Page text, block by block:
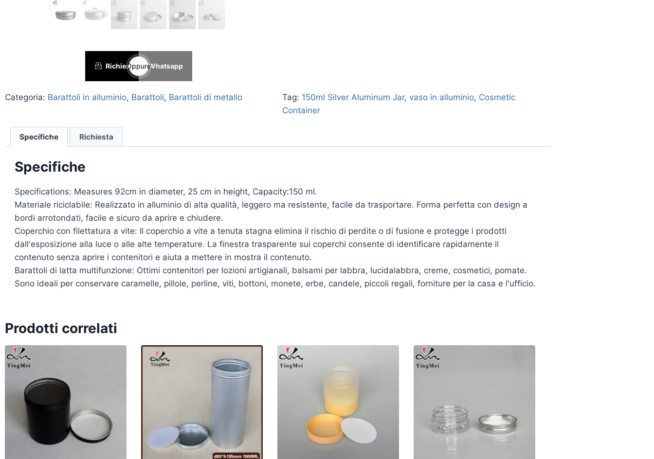
RichiestaOppureWhatsapp
Categoria: Barattoli in alluminio, Barattoli, Barattoli di metallo Tag: 150ml Silver Aluminum Jar, vaso in alluminio, Cosmetic
Container
Specifiche Richiesta
Specifiche
Specifications: Measures 92cm in diameter, 25 cm in height, Capacity:150 ml.
Materiale riciclabile: Realizzato in alluminio di alta qualità, leggero ma resistente, facile da trasportare. Forma perfetta con design a
bordi arrotondati, facile e sicuro da aprire e chiudere.
Coperchio con filettatura a vite: Il coperchio a vite a tenuta stagna elimina il rischio di perdite o di fusione e protegge i prodotti
dall'esposizione alla luce o alle alte temperature. La finestra trasparente sui coperchi consente di identificare rapidamente il
contenuto senza aprire i contenitori e aiuta a mettere in mostra il contenuto.
Barattoli di latta multifunzione: Ottimi contenitori per lozioni artigianali, balsami per labbra, lucidalabbra, creme, cosmetici, pomate.
Sono ideali per conservare caramelle, pillole, perline, viti, bottoni, monete, erbe, candele, piccoli regali, forniture per la casa e l'ufficio.
Prodotti correlati